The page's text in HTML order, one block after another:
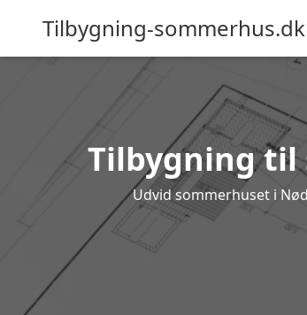
Tilbygning-sommerhus.dk
Tilbygning til
Udvid sommerhuset i